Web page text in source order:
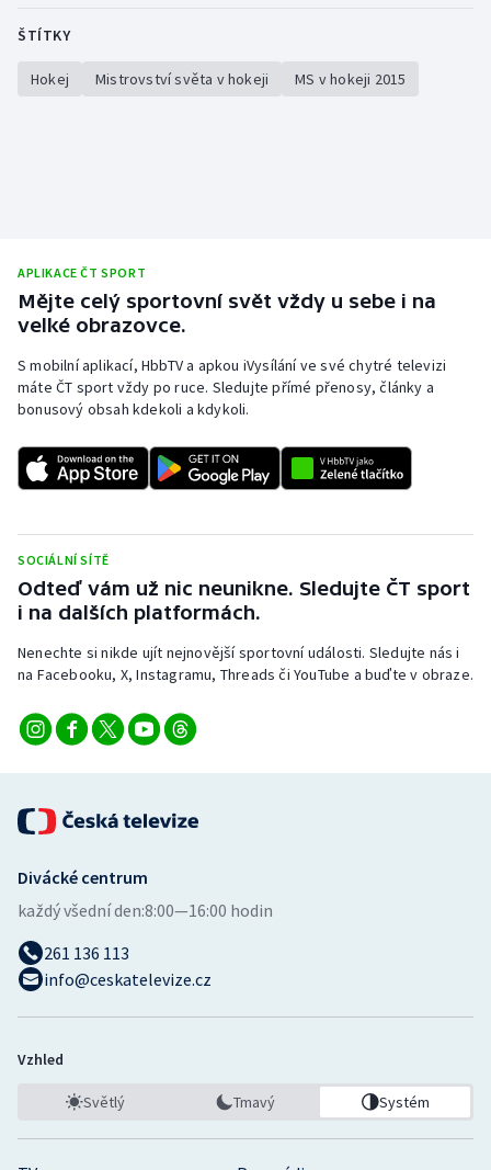
ŠTÍTKY
Hokej Mistrovství světa v hokeji MS v hokeji 2015
APLIKACE ČT SPORT
Mějte celý sportovní svět vždy u sebe i na
velké obrazovce.
S mobilní aplikací, HbbTV a apkou iVysílání ve své chytré televizi
máte ČT sport vždy po ruce. Sledujte přímé přenosy, články a
bonusový obsah kdekoli a kdykoli.
SOCIÁLNÍ SÍTĚ
Odteď vám už nic neunikne. Sledujte ČT sport
i na dalších platformách.
Nenechte si nikde ujít nejnovější sportovní události. Sledujte nás i
na Facebooku, X, Instagramu, Threads či YouTube a buďte v obraze.
Divácké centrum
každý všední den:8:00—16:00 hodin
261 136 113
info@ceskatelevize.cz
Vzhled
Světlý Tmavý Systém